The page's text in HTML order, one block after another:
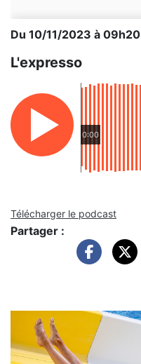
Du 10/11/2023 à 09h20
L'expresso
0:00
Télécharger le podcast
Partager :